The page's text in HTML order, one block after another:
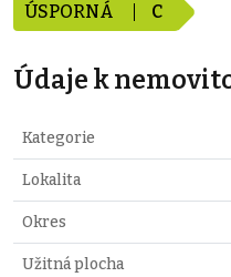
ÚSPORNÁ C
Údaje k
Kategorie
Lokalita
Okres
Užitná plocha